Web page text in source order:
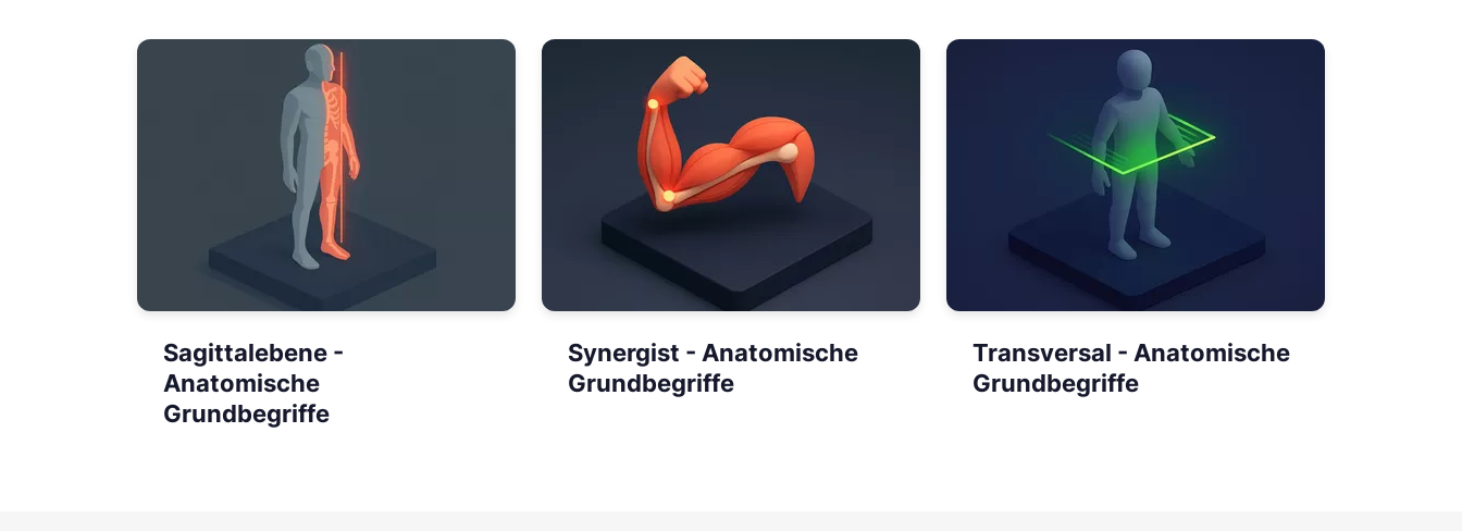
Sagittalebene -
Anatomische
Grundbegriffe
Synergist - Anatomische
Grundbegriffe
Transversal - Anatomische
Grundbegriffe